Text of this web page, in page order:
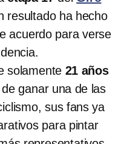
resultado ha hecho
acuerdo para verse
solamente 21 años
ganar una de las
sus fans ya
para pintar